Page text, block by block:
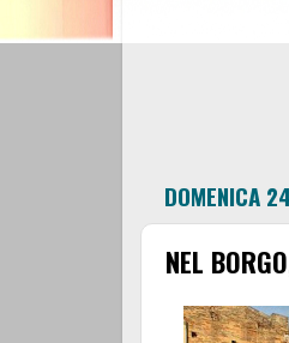
DOMENICA
NEL